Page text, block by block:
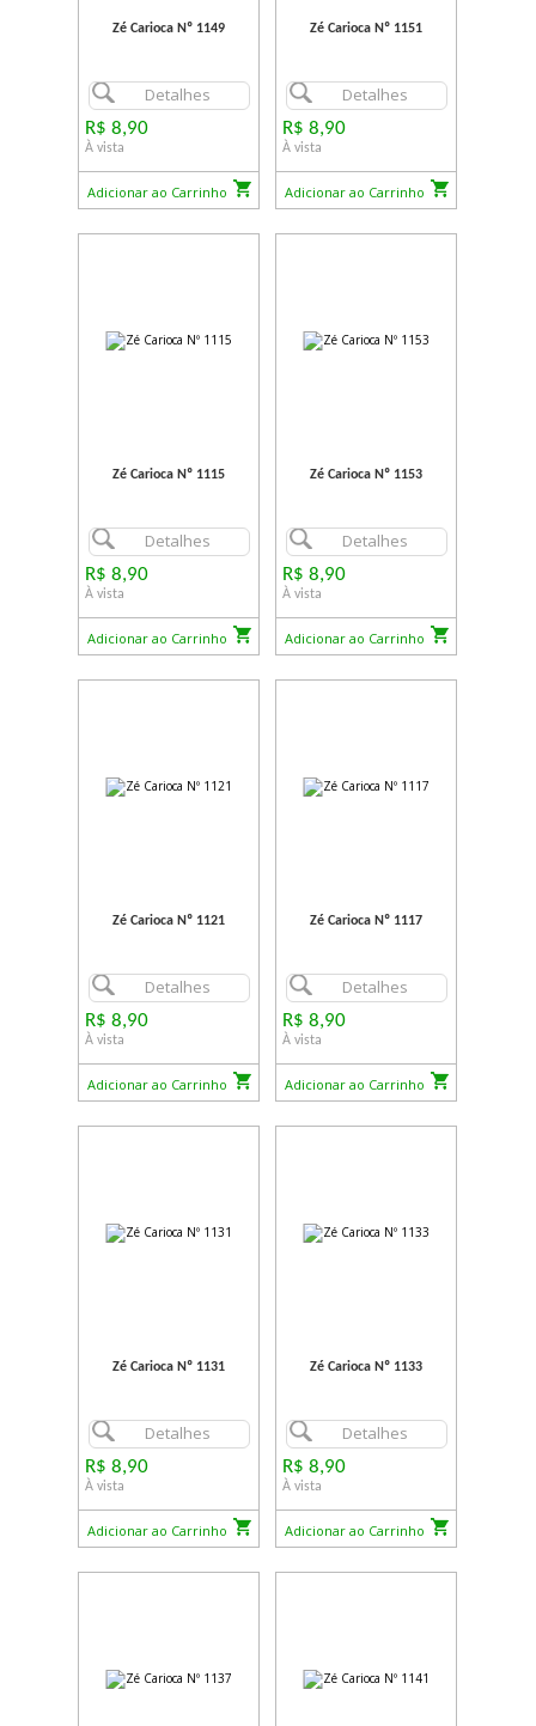
Zé Carioca Nº 1149
Detalhes
R$ 8,90
À vista
Adicionar ao Carrinho
Zé Carioca Nº 1151
Detalhes
R$ 8,90
À vista
Adicionar ao Carrinho
Zé Carioca Nº 1115
Detalhes
R$ 8,90
À vista
Adicionar ao Carrinho
Zé Carioca Nº 1153
Detalhes
R$ 8,90
À vista
Adicionar ao Carrinho
Zé Carioca Nº 1121
Detalhes
R$ 8,90
À vista
Adicionar ao Carrinho
Zé Carioca Nº 1117
Detalhes
R$ 8,90
À vista
Adicionar ao Carrinho
Zé Carioca Nº 1131
Detalhes
R$ 8,90
À vista
Adicionar ao Carrinho
Zé Carioca Nº 1133
Detalhes
R$ 8,90
À vista
Adicionar ao Carrinho